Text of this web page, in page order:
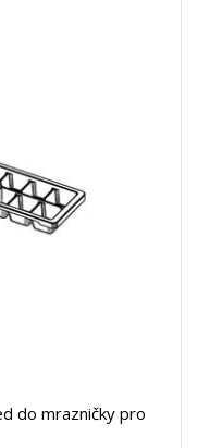
do mrazničky pro